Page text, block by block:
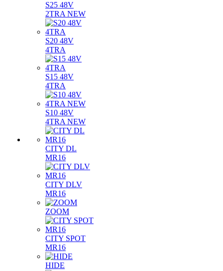
S25 48V
2TRA NEW
S20 48V
4TRA
S15 48V
4TRA
S10 48V
4TRA NEW
CITY DL
MR16
CITY DLV
MR16
ZOOM
CITY SPOT
MR16
HIDE